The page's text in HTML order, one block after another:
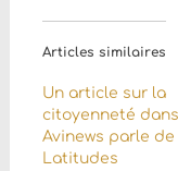
Articles similaires
Un article sur la
citoyenneté dans
Avinews parle de
Latitudes